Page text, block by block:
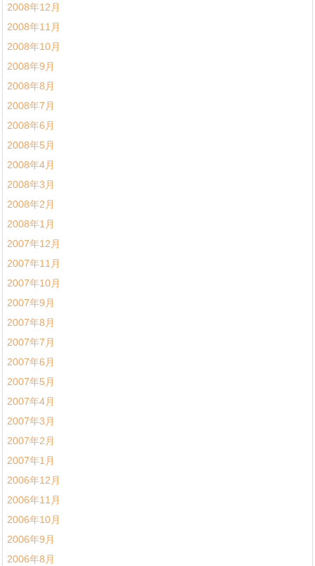
2008年12月
2008年11月
2008年10月
2008年9月
2008年8月
2008年7月
2008年6月
2008年5月
2008年4月
2008年3月
2008年2月
2008年1月
2007年12月
2007年11月
2007年10月
2007年9月
2007年8月
2007年7月
2007年6月
2007年5月
2007年4月
2007年3月
2007年2月
2007年1月
2006年12月
2006年11月
2006年10月
2006年9月
2006年8月